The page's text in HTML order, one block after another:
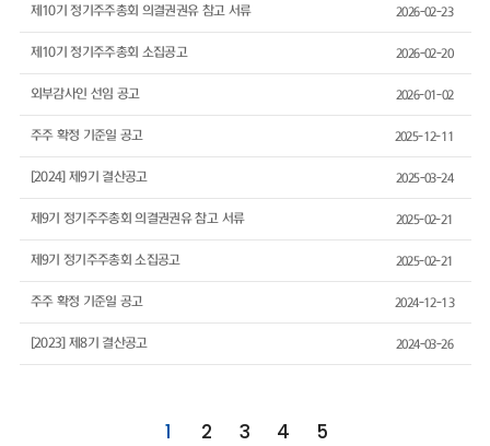
제10기 정기주주총회 의결권권유 참고 서류 2026-02-23
제10기 정기주주총회 소집공고 2026-02-20
외부감사인 선임 공고 2026-01-02
주주 확정 기준일 공고 2025-12-11
[2024] 제9기 결산공고 2025-03-24
제9기 정기주주총회 의결권권유 참고 서류 2025-02-21
제9기 정기주주총회 소집공고 2025-02-21
주주 확정 기준일 공고 2024-12-13
[2023] 제8기 결산공고 2024-03-26
1 2 3 4 5